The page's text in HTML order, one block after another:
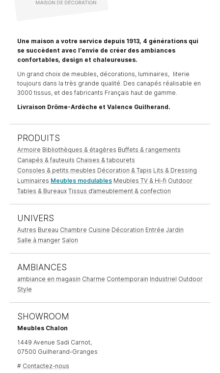
Une maison a votre service depuis 1913, 4 générations qui
se succèdent avec l’envie de créer des ambiances
confortables, design et chaleureuses.
Un grand choix de meubles, décorations, luminaires, literie
toujours dans la très grande qualité. Des canapés réalisable en
3000 tissus, et des fabricants Français haut de gamme.
Livraison Drôme-Ardèche et Valence Guilherand.
PRODUITS
Armoire Bibliothèques & étagères Buffets & rangements
Canapés & fauteuils Chaises & tabourets
Consoles & petits meubles Décoration & Tapis Lits & Dressing
Luminaires Meubles modulables Meubles TV & Hi-fi Outdoor
Tables & Bureaux Tissus d’ameublement & confection
UNIVERS
Autres Bureau Chambre Cuisine Décoration Entrée Jardin
Salle à manger Salon
AMBIANCES
ambiance en magasin Charme Contemporain Industriel Outdoor
Style
SHOWROOM
Meubles Chalon
1449 Avenue Sadi Carnot,
07500 Guilherand-Granges
# Contactez-nous